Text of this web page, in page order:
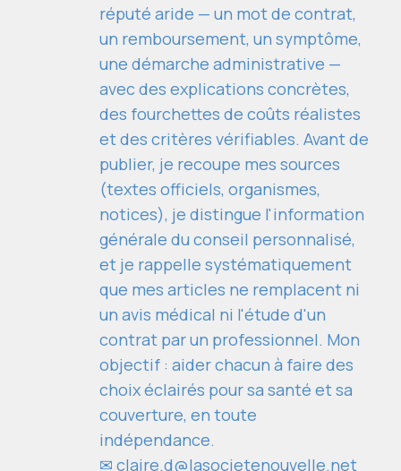
réputé aride — un mot de contrat,
un remboursement, un symptôme,
une démarche administrative —
avec des explications concrètes,
des fourchettes de coûts réalistes
et des critères vérifiables. Avant de
publier, je recoupe mes sources
(textes officiels, organismes,
notices), je distingue l'information
générale du conseil personnalisé,
et je rappelle systématiquement
que mes articles ne remplacent ni
un avis médical ni l'étude d'un
contrat par un professionnel. Mon
objectif : aider chacun à faire des
choix éclairés pour sa santé et sa
couverture, en toute
indépendance.
✉ claire.d@lasocietenouvelle.net